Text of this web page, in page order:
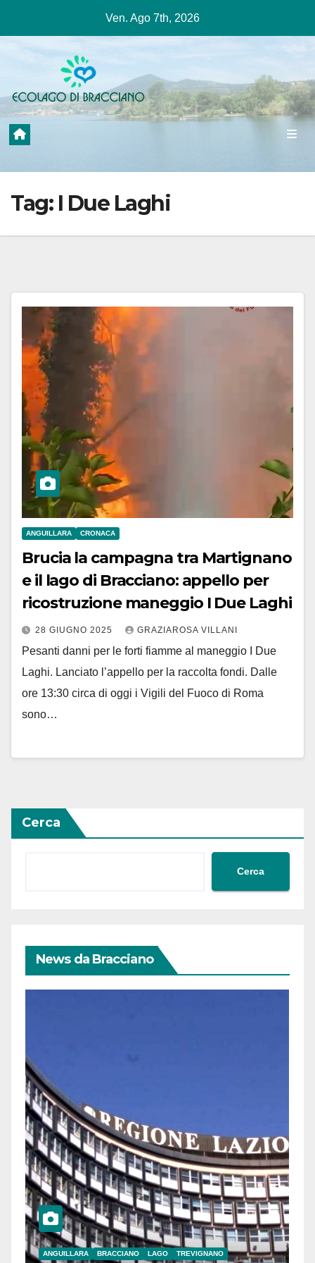
contenuto
Ven. Ago 7th, 2026
Tag: I Due Laghi
ANGUILLARA CRONACA
Brucia la campagna tra Martignano
e il lago di Bracciano: appello per
ricostruzione maneggio I Due Laghi
28 GIUGNO 2025 GRAZIAROSA VILLANI
Pesanti danni per le forti fiamme al maneggio I Due
Laghi. Lanciato l’appello per la raccolta fondi. Dalle
ore 13:30 circa di oggi i Vigili del Fuoco di Roma
sono…
Cerca
Cerca
News da Bracciano
ANGUILLARA BRACCIANO LAGO TREVIGNANO